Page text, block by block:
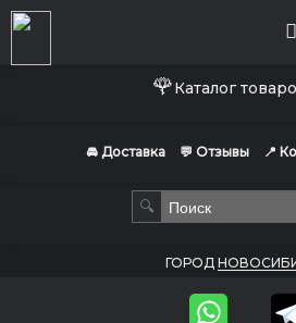
🌹Каталог
🚘 Доставка 💬 Отзывы 📍
🔍
ГОРОД